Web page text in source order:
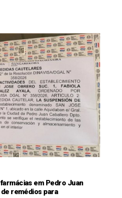
em Pedro Juan
remédios para